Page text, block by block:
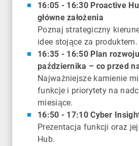
16:05 - 16:30 Proactive
główne założenia
Poznaj strategiczny
idee stojące za produktem.
16:35 - 16:50 Plan
października – co przed
Najważniejsze kamienie
funkcje i priorytety na
miesiące.
16:50 - 17:10 Cyber
Prezentacja funkcji oraz
Hub.